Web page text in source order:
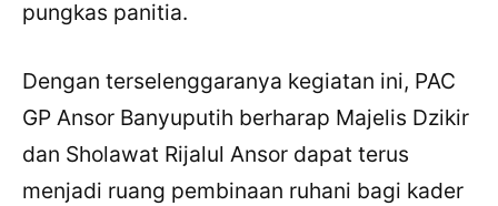
pungkas panitia.
Dengan terselenggaranya kegiatan ini, PAC
GP Ansor Banyuputih berharap Majelis Dzikir
dan Sholawat Rijalul Ansor dapat terus
menjadi ruang pembinaan ruhani bagi kader
Facebook
Salin Tautan Artikel